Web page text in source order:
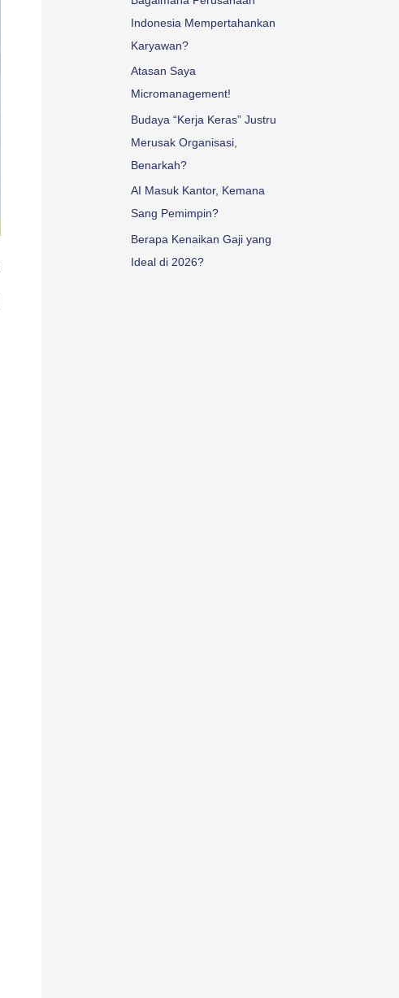
Indonesia Mempertahankan
Karyawan?
Atasan Saya
Micromanagement!
Budaya “Kerja Keras” Justru
Merusak Organisasi,
Benarkah?
AI Masuk Kantor, Kemana
Sang Pemimpin?
Berapa Kenaikan Gaji yang
Ideal di 2026?